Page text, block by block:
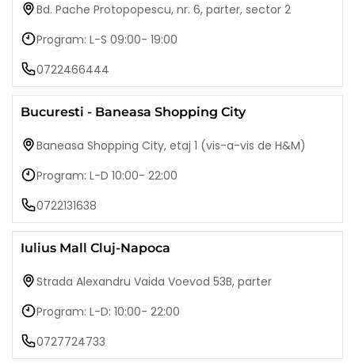
Bd. Pache Protopopescu, nr. 6, parter, sector 2
Program: L-S 09:00- 19:00
0722466444
Bucuresti - Baneasa Shopping City
Baneasa Shopping City, etaj 1 (vis-a-vis de H&M)
Program: L-D 10:00- 22:00
0722131638
Iulius Mall Cluj-Napoca
Strada Alexandru Vaida Voevod 53B, parter
Program: L-D: 10:00- 22:00
0727724733